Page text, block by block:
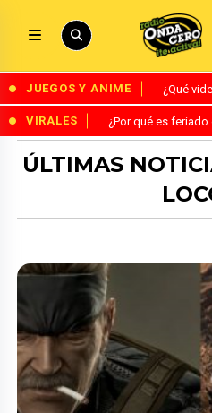
JUEGOS Y ANIME ¿Qué
VIRALES ¿Por qué es
ÚLTIMAS